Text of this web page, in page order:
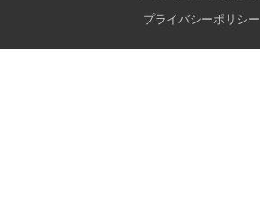
プライバシーポリシー